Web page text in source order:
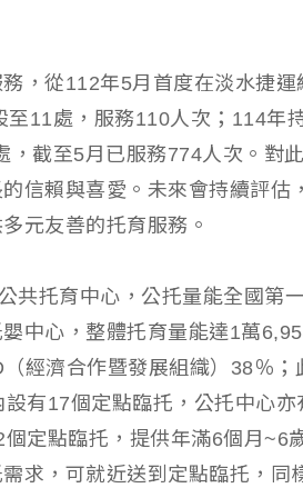
，從112年5月首度在淡水捷
11處，服務110人次；114年
，截至5月已服務774人次。對
信賴與喜愛。未來會持續評估
元友善的托育服務。
共托育中心，公托量能全國第
中心，整體托育量能達1萬
經濟合作暨發展組織）38％；
有17個定點臨托，公托中心亦
定點臨托，提供年滿6個月~6
求，可就近送到定點臨托，同